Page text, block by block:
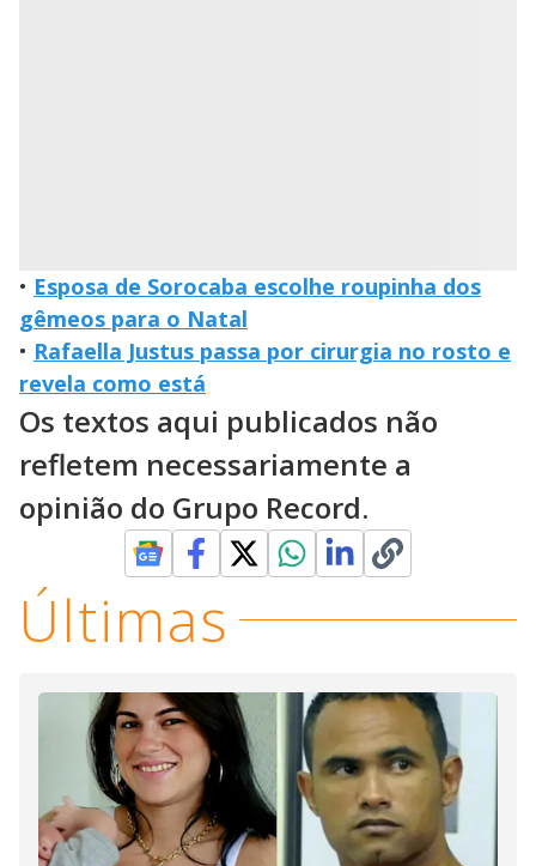
• Esposa de Sorocaba escolhe roupinha dos
gêmeos para o Natal
• Rafaella Justus passa por cirurgia no rosto e
revela como está
Os textos aqui publicados não
refletem necessariamente a
opinião do Grupo Record.
Últimas